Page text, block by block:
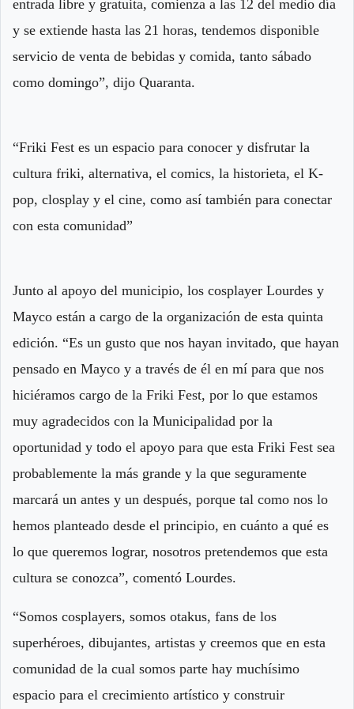
entrada libre y gratuita, comienza a las 12 del medio día
y se extiende hasta las 21 horas, tendemos disponible
servicio de venta de bebidas y comida, tanto sábado
como domingo”, dijo Quaranta.
“Friki Fest es un espacio para conocer y disfrutar la
cultura friki, alternativa, el comics, la historieta, el K-
pop, closplay y el cine, como así también para conectar
con esta comunidad”
Junto al apoyo del municipio, los cosplayer Lourdes y
Mayco están a cargo de la organización de esta quinta
edición. “Es un gusto que nos hayan invitado, que hayan
pensado en Mayco y a través de él en mí para que nos
hiciéramos cargo de la Friki Fest, por lo que estamos
muy agradecidos con la Municipalidad por la
oportunidad y todo el apoyo para que esta Friki Fest sea
probablemente la más grande y la que seguramente
marcará un antes y un después, porque tal como nos lo
hemos planteado desde el principio, en cuánto a qué es
lo que queremos lograr, nosotros pretendemos que esta
cultura se conozca”, comentó Lourdes.
“Somos cosplayers, somos otakus, fans de los
superhéroes, dibujantes, artistas y creemos que en esta
comunidad de la cual somos parte hay muchísimo
espacio para el crecimiento artístico y construir